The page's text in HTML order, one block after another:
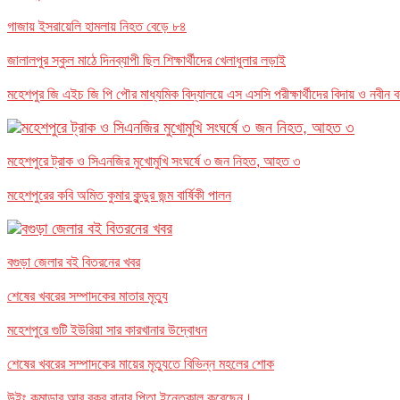
গাজায় ইসরায়েলি হামলায় নিহত বেড়ে ৮৪
জালালপুর স্কুল মাঠে দিনব্যাপী ছিল শিক্ষার্থীদের খেলাধুলার লড়াই
মহেশপুর জি এইচ জি পি পৌর মাধ্যমিক বিদ্যালয়ে এস এসসি পরীক্ষার্থীদের বিদায় ও নবীন
মহেশপুরে ট্রাক ও সিএনজির মুখোমুখি সংঘর্ষে ৩ জন নিহত, আহত ৩
মহেশপুরের কবি অমিত কুমার কুন্ডুর জন্ম বার্ষিকী পালন
বগুড়া জেলার বই বিতরনের খবর
শেষের খবরের সম্পাদকের মাতার মৃত্যু
মহেশপুরে গুটি ইউরিয়া সার কারখানার উদ্বোধন
শেষের খবরের সম্পাদকের মায়ের মৃত্যুতে বিভিন্ন মহলের শোক